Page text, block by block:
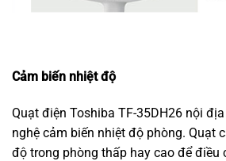
Cảm biến nhiệt độ
Quạt điện Toshiba TF-35DH26 nội
nghệ cảm biến nhiệt độ phòng. Quạt
độ trong phòng thấp hay cao để điều